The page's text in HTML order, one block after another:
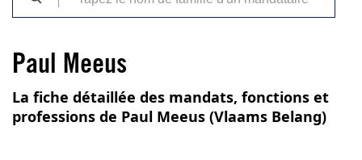
Paul Meeus
La fiche détaillée des mandats, fonctions et
professions de Paul Meeus (Vlaams Belang)